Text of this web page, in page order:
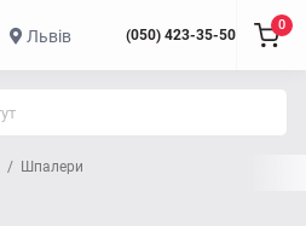
Львів (050) 423-35-50
0
Шпалери